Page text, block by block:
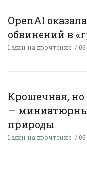
OpenAI
обвинений в
1 мин на прочтение 06
Крошечная, но
—
природы
1 мин на прочтение 06